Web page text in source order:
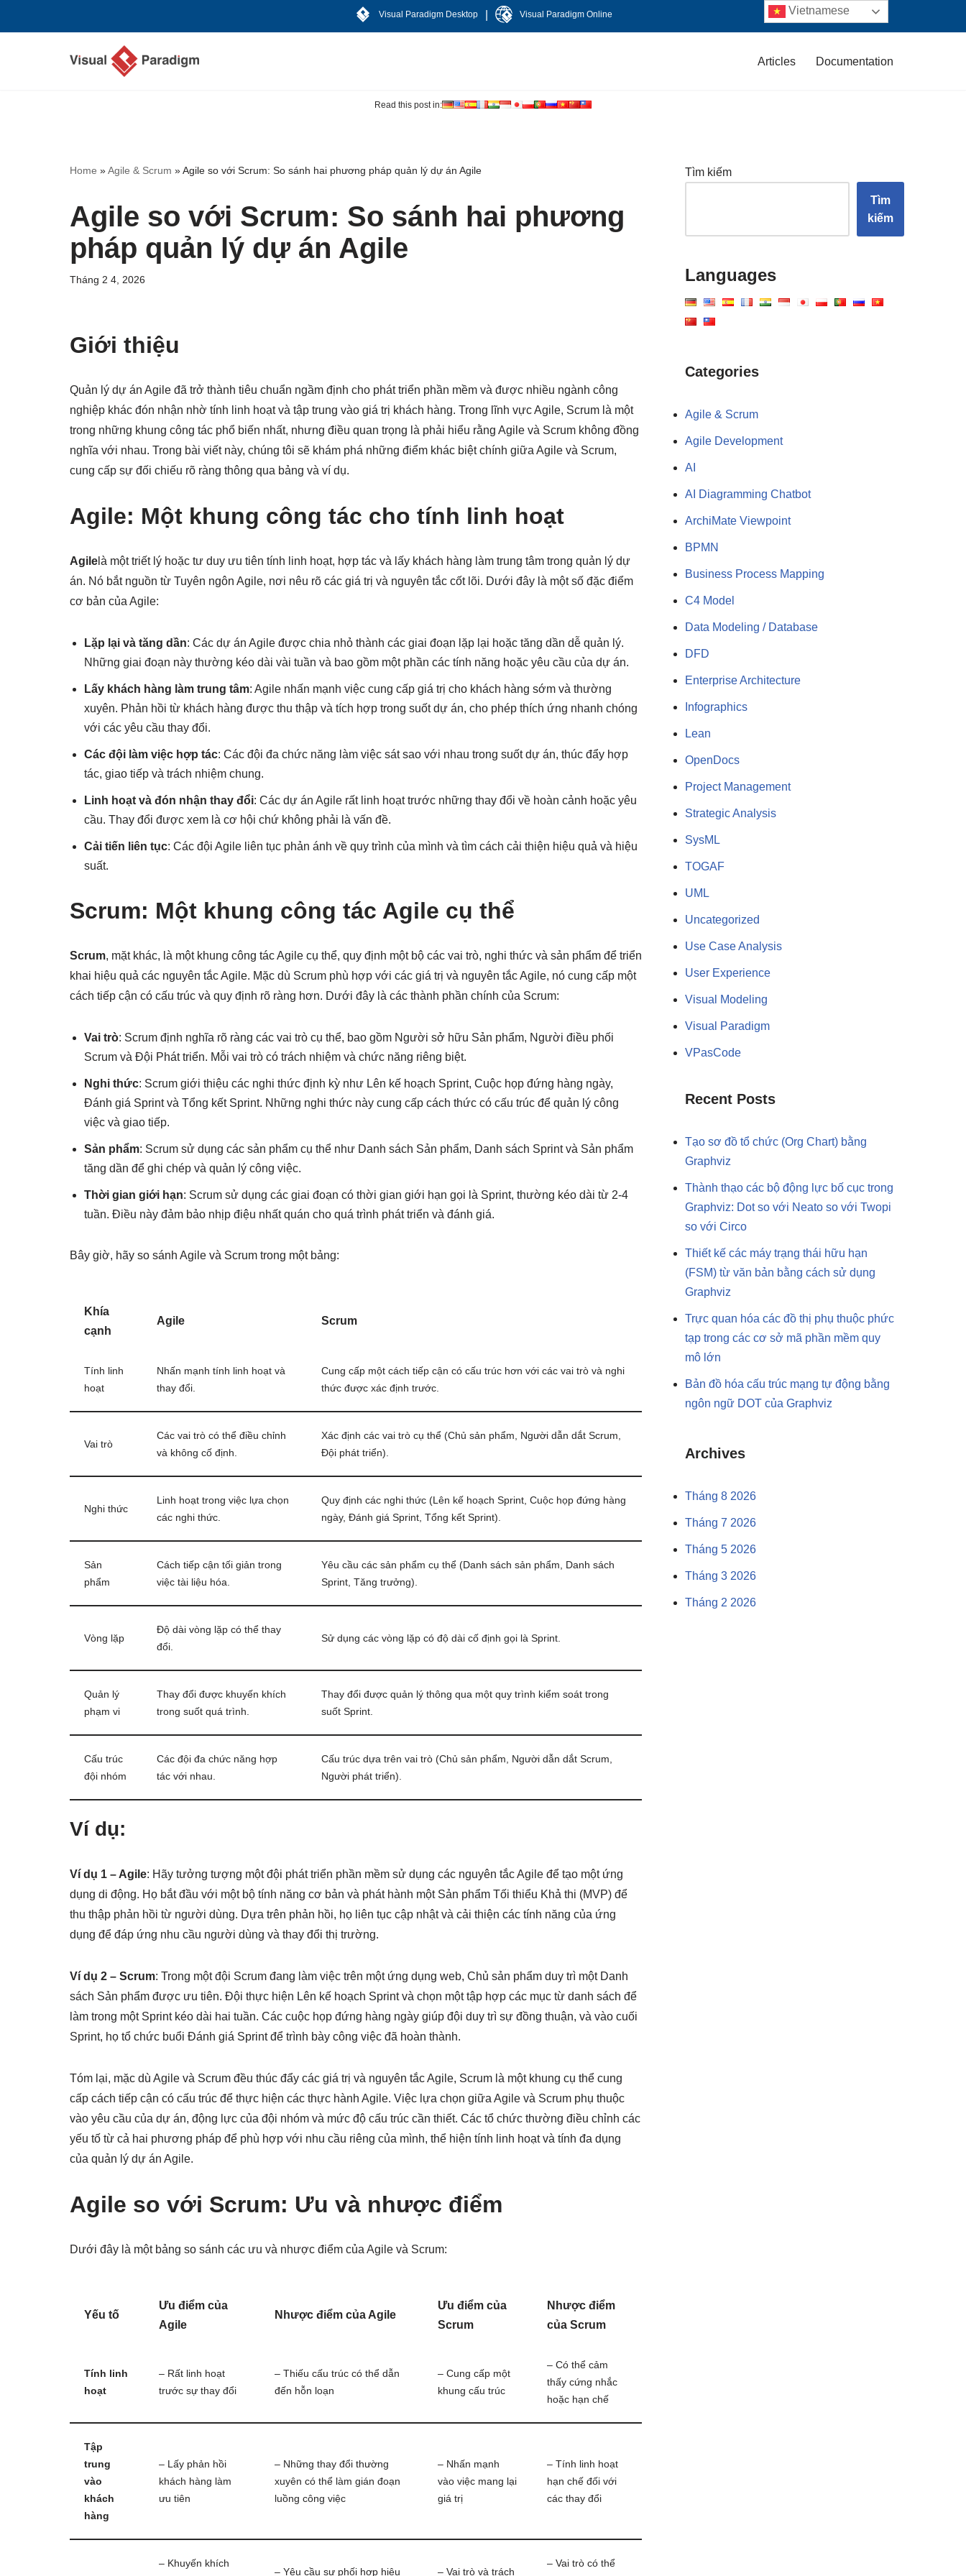
Visual Paradigm Desktop Visual Paradigm Online
Articles Documentation
Read this post in:
Home »Agile & Scrum »Agile so với Scrum: So sánh hai phương pháp quản lý dự án Agile
Agile so với Scrum: So sánh hai phương
pháp quản lý dự án Agile
Tháng 2 4, 2026
Giới thiệu
Quản lý dự án Agile đã trở thành tiêu chuẩn ngầm định cho phát triển phần mềm và được nhiều ngành công
nghiệp khác đón nhận nhờ tính linh hoạt và tập trung vào giá trị khách hàng. Trong lĩnh vực Agile, Scrum là một
trong những khung công tác phổ biến nhất, nhưng điều quan trọng là phải hiểu rằng Agile và Scrum không đồng
nghĩa với nhau. Trong bài viết này, chúng tôi sẽ khám phá những điểm khác biệt chính giữa Agile và Scrum,
cung cấp sự đối chiếu rõ ràng thông qua bảng và ví dụ.
Agile: Một khung công tác cho tính linh hoạt
Agile là một triết lý hoặc tư duy ưu tiên tính linh hoạt, hợp tác và lấy khách hàng làm trung tâm trong quản lý dự
án. Nó bắt nguồn từ Tuyên ngôn Agile, nơi nêu rõ các giá trị và nguyên tắc cốt lõi. Dưới đây là một số đặc điểm
cơ bản của Agile:
Lặp lại và tăng dần: Các dự án Agile được chia nhỏ thành các giai đoạn lặp lại hoặc tăng dần dễ quản lý.
Những giai đoạn này thường kéo dài vài tuần và bao gồm một phần các tính năng hoặc yêu cầu của dự án.
Lấy khách hàng làm trung tâm: Agile nhấn mạnh việc cung cấp giá trị cho khách hàng sớm và thường
xuyên. Phản hồi từ khách hàng được thu thập và tích hợp trong suốt dự án, cho phép thích ứng nhanh chóng
với các yêu cầu thay đổi.
Các đội làm việc hợp tác: Các đội đa chức năng làm việc sát sao với nhau trong suốt dự án, thúc đẩy hợp
tác, giao tiếp và trách nhiệm chung.
Linh hoạt và đón nhận thay đổi: Các dự án Agile rất linh hoạt trước những thay đổi về hoàn cảnh hoặc yêu
cầu. Thay đổi được xem là cơ hội chứ không phải là vấn đề.
Cải tiến liên tục: Các đội Agile liên tục phản ánh về quy trình của mình và tìm cách cải thiện hiệu quả và hiệu
suất.
Scrum: Một khung công tác Agile cụ thể
Scrum, mặt khác, là một khung công tác Agile cụ thể, quy định một bộ các vai trò, nghi thức và sản phẩm để triển
khai hiệu quả các nguyên tắc Agile. Mặc dù Scrum phù hợp với các giá trị và nguyên tắc Agile, nó cung cấp một
cách tiếp cận có cấu trúc và quy định rõ ràng hơn. Dưới đây là các thành phần chính của Scrum:
Vai trò: Scrum định nghĩa rõ ràng các vai trò cụ thể, bao gồm Người sở hữu Sản phẩm, Người điều phối
Scrum và Đội Phát triển. Mỗi vai trò có trách nhiệm và chức năng riêng biệt.
Nghi thức: Scrum giới thiệu các nghi thức định kỳ như Lên kế hoạch Sprint, Cuộc họp đứng hàng ngày,
Đánh giá Sprint và Tổng kết Sprint. Những nghi thức này cung cấp cách thức có cấu trúc để quản lý công
việc và giao tiếp.
Sản phẩm: Scrum sử dụng các sản phẩm cụ thể như Danh sách Sản phẩm, Danh sách Sprint và Sản phẩm
tăng dần để ghi chép và quản lý công việc.
Thời gian giới hạn: Scrum sử dụng các giai đoạn có thời gian giới hạn gọi là Sprint, thường kéo dài từ 2-4
tuần. Điều này đảm bảo nhịp điệu nhất quán cho quá trình phát triển và đánh giá.
Bây giờ, hãy so sánh Agile và Scrum trong một bảng:
Khía
cạnh
Agile Scrum
Tính linh
hoạt
Nhấn mạnh tính linh hoạt và
thay đổi.
Cung cấp một cách tiếp cận có cấu trúc hơn với các vai trò và nghi
thức được xác định trước.
Vai trò
Các vai trò có thể điều chỉnh
và không cố định.
Xác định các vai trò cụ thể (Chủ sản phẩm, Người dẫn dắt Scrum,
Đội phát triển).
Nghi thức
Linh hoạt trong việc lựa chọn
các nghi thức.
Quy định các nghi thức (Lên kế hoạch Sprint, Cuộc họp đứng hàng
ngày, Đánh giá Sprint, Tổng kết Sprint).
Sản
phẩm
Cách tiếp cận tối giản trong
việc tài liệu hóa.
Yêu cầu các sản phẩm cụ thể (Danh sách sản phẩm, Danh sách
Sprint, Tăng trưởng).
Vòng lặp
Độ dài vòng lặp có thể thay
đổi.
Sử dụng các vòng lặp có độ dài cố định gọi là Sprint.
Quản lý
phạm vi
Thay đổi được khuyến khích
trong suốt quá trình.
Thay đổi được quản lý thông qua một quy trình kiểm soát trong
suốt Sprint.
Cấu trúc
đội nhóm
Các đội đa chức năng hợp
tác với nhau.
Cấu trúc dựa trên vai trò (Chủ sản phẩm, Người dẫn dắt Scrum,
Người phát triển).
Ví dụ:
Ví dụ 1 – Agile: Hãy tưởng tượng một đội phát triển phần mềm sử dụng các nguyên tắc Agile để tạo một ứng
dụng di động. Họ bắt đầu với một bộ tính năng cơ bản và phát hành một Sản phẩm Tối thiểu Khả thi (MVP) để
thu thập phản hồi từ người dùng. Dựa trên phản hồi, họ liên tục cập nhật và cải thiện các tính năng của ứng
dụng để đáp ứng nhu cầu người dùng và thay đổi thị trường.
Ví dụ 2 – Scrum: Trong một đội Scrum đang làm việc trên một ứng dụng web, Chủ sản phẩm duy trì một Danh
sách Sản phẩm được ưu tiên. Đội thực hiện Lên kế hoạch Sprint và chọn một tập hợp các mục từ danh sách để
làm trong một Sprint kéo dài hai tuần. Các cuộc họp đứng hàng ngày giúp đội duy trì sự đồng thuận, và vào cuối
Sprint, họ tổ chức buổi Đánh giá Sprint để trình bày công việc đã hoàn thành.
Tóm lại, mặc dù Agile và Scrum đều thúc đẩy các giá trị và nguyên tắc Agile, Scrum là một khung cụ thể cung
cấp cách tiếp cận có cấu trúc để thực hiện các thực hành Agile. Việc lựa chọn giữa Agile và Scrum phụ thuộc
vào yêu cầu của dự án, động lực của đội nhóm và mức độ cấu trúc cần thiết. Các tổ chức thường điều chỉnh các
yếu tố từ cả hai phương pháp để phù hợp với nhu cầu riêng của mình, thể hiện tính linh hoạt và tính đa dụng
của quản lý dự án Agile.
Agile so với Scrum: Ưu và nhược điểm
Dưới đây là một bảng so sánh các ưu và nhược điểm của Agile và Scrum:
Yếu tố
Ưu điểm của
Agile
Nhược điểm của Agile
Ưu điểm của
Scrum
Nhược điểm
của Scrum
Tính linh
hoạt
– Rất linh hoạt
trước sự thay đổi
– Thiếu cấu trúc có thể dẫn
đến hỗn loạn
– Cung cấp một
khung cấu trúc
– Có thể cảm
thấy cứng nhắc
hoặc hạn chế
Tập
trung
vào
khách
hàng
– Lấy phản hồi
khách hàng làm
ưu tiên
– Những thay đổi thường
xuyên có thể làm gián đoạn
luồng công việc
– Nhấn mạnh
vào việc mang lại
giá trị
– Tính linh hoạt
hạn chế đối với
các thay đổi
– Khuyến khích
– Yêu cầu sự phối hợp hiệu – Vai trò và trách
– Vai trò có thể
Tìm kiếm
Tìm
kiếm
Languages
Categories
Agile & Scrum
Agile Development
AI
AI Diagramming Chatbot
ArchiMate Viewpoint
BPMN
Business Process Mapping
C4 Model
Data Modeling / Database
DFD
Enterprise Architecture
Infographics
Lean
OpenDocs
Project Management
Strategic Analysis
SysML
TOGAF
UML
Uncategorized
Use Case Analysis
User Experience
Visual Modeling
Visual Paradigm
VPasCode
Recent Posts
Tạo sơ đồ tổ chức (Org Chart) bằng
Graphviz
Thành thạo các bộ động lực bố cục trong
Graphviz: Dot so với Neato so với Twopi
so với Circo
Thiết kế các máy trạng thái hữu hạn
(FSM) từ văn bản bằng cách sử dụng
Graphviz
Trực quan hóa các đồ thị phụ thuộc phức
tạp trong các cơ sở mã phần mềm quy
mô lớn
Bản đồ hóa cấu trúc mạng tự động bằng
ngôn ngữ DOT của Graphviz
Archives
Tháng 8 2026
Tháng 7 2026
Tháng 5 2026
Tháng 3 2026
Tháng 2 2026
Vietnamese